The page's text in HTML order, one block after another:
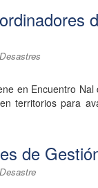
en Encuentro
territorios para
de